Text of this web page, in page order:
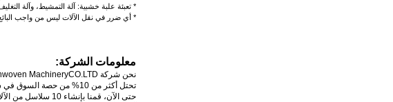
* تعبئة علبة خشبية: آلة التمشيط، وآلة
* أي ضرر في نقل الآلات ليس من واجب
معلومات الشركة:
نحن شركة HongYi Nonwoven Machinery CO.LTD.، أكثر من 10 سنوات في الصين، حوالي 100 عامل، ورشة عمل 5000 متر مربع
تحتل أكثر من 10% من حصة السوق في سوق الآلات غير المنسوجة الصينية.
حتى الآن، قمنا